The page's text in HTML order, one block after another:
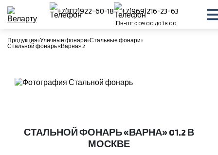
+7(812)922-60-18 +7(969)216-23-63
Пн-пт: с 09.00 до 18.00
Продукция Уличные фонари Стальные фонари
Стальной фонарь «Варна» 2
СТАЛЬНОЙ ФОНАРЬ «ВАРНА» 01.2 В
МОСКВЕ